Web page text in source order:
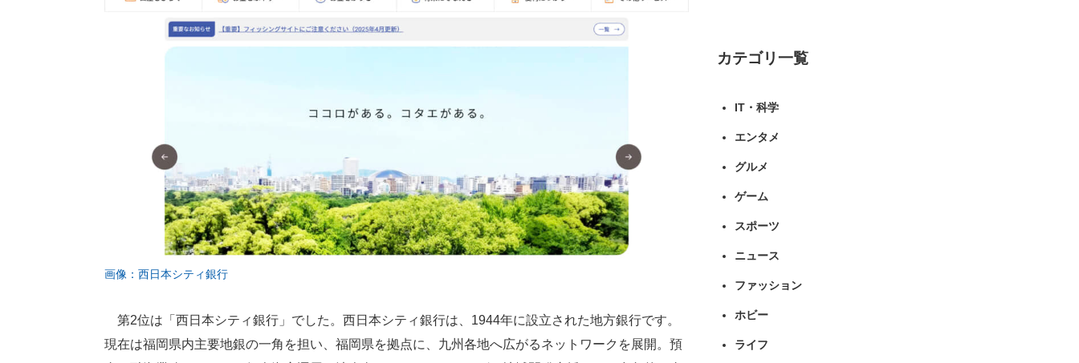
画像：西日本シティ銀行
第2位は「西日本シティ銀行」でした。西日本シティ銀行は、1944年に設立された地方銀行です。
現在は福岡県内主要地銀の一角を担い、福岡県を拠点に、九州各地へ広がるネットワークを展開。預
カテゴリ一覧
IT・科学
エンタメ
グルメ
ゲーム
スポーツ
ニュース
ファッション
ホビー
ライフ